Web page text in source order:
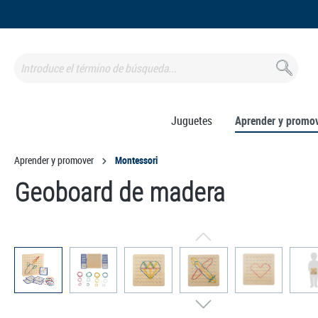
Juguetes Aprender y
Aprender y promover Montessori
Geoboard de madera
Omitir galería de imágenes